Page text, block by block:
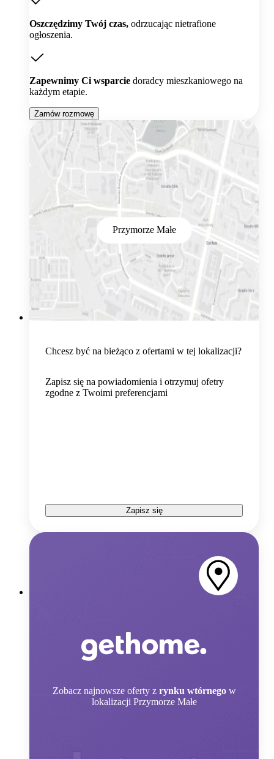
Oszczędzimy Twój czas, odrzucając nietrafione
ogłoszenia.
Zapewnimy Ci wsparcie doradcy mieszkaniowego na
każdym etapie.
Zamów rozmowę
Przymorze Małe
Chcesz być na bieżąco z ofertami w tej lokalizacji?
Zapisz się na powiadomienia i otrzymuj ofetry
zgodne z Twoimi preferencjami
Zapisz się
Zobacz najnowsze oferty z rynku wtórnego w
lokalizacji Przymorze Małe